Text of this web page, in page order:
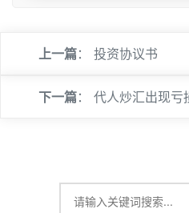
上一篇： 投资协议书
下一篇： 代人炒汇出现亏